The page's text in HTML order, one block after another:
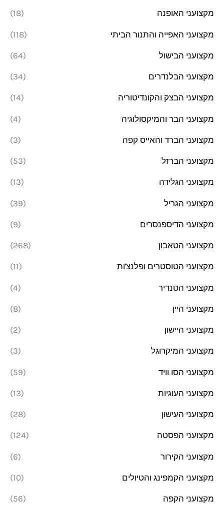
מקצועני האופנה (18)
מקצועני האפייה והתנור הביתי (118)
מקצועני הבישול (64)
מקצועני הבלנדרים (34)
מקצועני הבצק והקונדיטוריה (14)
מקצועני הבר והמיקסולוגיה (4)
מקצועני הברד והאייס קפה (3)
מקצועני הברזל (53)
מקצועני הגלידה (13)
מקצועני הגריל (39)
מקצועני הדיספנסרים (9)
מקצועני הטאבון (268)
מקצועני הטוסטרים ופלנצ'ות (11)
מקצועני הטנדיר (4)
מקצועני היין (8)
מקצועני היישון (2)
מקצועני המיקרוגל (3)
מקצועני הסו וויד (59)
מקצועני העוגיות (13)
מקצועני העישון (28)
מקצועני הפסטה (124)
מקצועני הקירור (6)
מקצועני הקמפינג והטיולים (10)
מקצועני הקפה (56)